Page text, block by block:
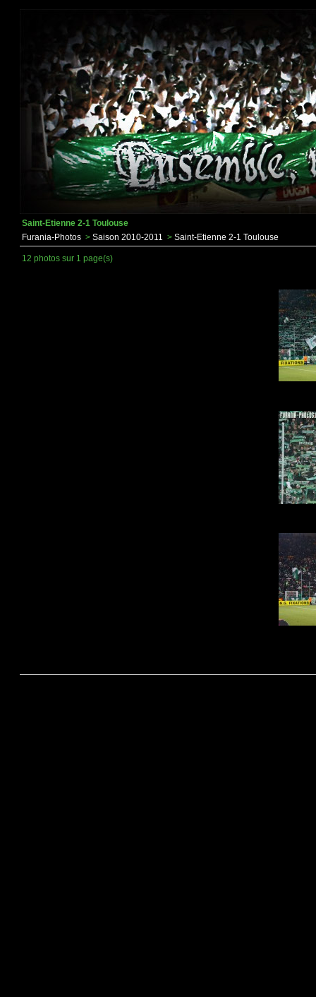
Saint-Etienne 2-1 Toulouse
Furania-Photos > Saison 2010-2011 > Saint-Etienne 2-1 Toulouse
12 photos sur 1 page(s)